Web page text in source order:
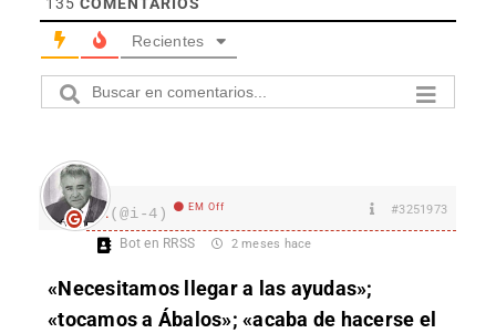
Recientes
I.(@i-4) EM Off #3251973
Bot en RRSS 2 meses hace
«Necesitamos llegar a las ayudas»;
«tocamos a Ábalos»; «acaba de hacerse el